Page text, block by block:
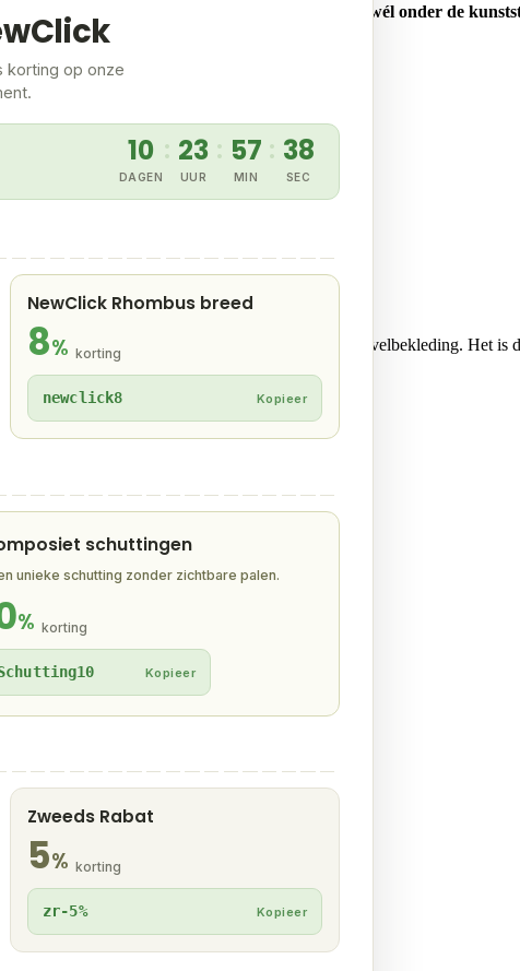
korting op onze
10
DAGEN
: 23
UUR
: 57
MIN
: 37
SEC
NewClick Rhombus breed
8% korting
newclick8 Kopieer
schuttingen
unieke schutting zonder zichtbare palen.
% korting
Kopieer
Zweeds Rabat
5% korting
zr-5% Kopieer
onderdeel is. Daarom valt composiet officieel wél onder de
die het onderscheiden van andere kunststofopties:
technisch gezien onder de paraplu van kunststof gevelbekleding. Het is